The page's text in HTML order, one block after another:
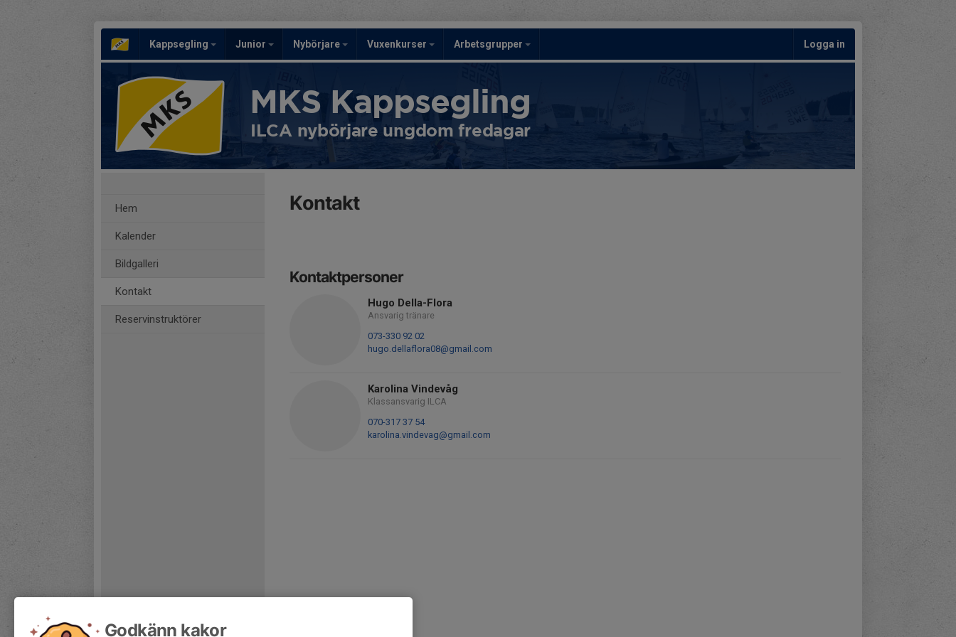
Kappsegling Junior Nybörjare Vuxenkurser Arbetsgrupper Logga in
MKS Kappsegling
ILCA nybörjare ungdom fredagar
Hem
Kalender
Bildgalleri
Kontakt
Reservinstruktörer
Kontakt
Kontaktpersoner
Hugo Della-Flora
Ansvarig tränare
073-330 92 02
hugo.dellaflora08@gmail.com
Karolina Vindevåg
Klassansvarig ILCA
070-317 37 54
karolina.vindevag@gmail.com
Godkänn kakor